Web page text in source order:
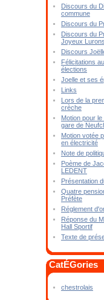
Discours du
commune
Discours du
Discours du
Joyeux Lurons
Discours
Félicitations
élections
Joelle et ses
Links
Lors de la
crèche
Motion pour
gare de
Motion votée
en électricité
Note de
Poème de
LEDENT
Présentation
Quatre
Préfète
Réglement
Réponse du
Hall Sportif
Texte de
CatÉGories
chestrolais